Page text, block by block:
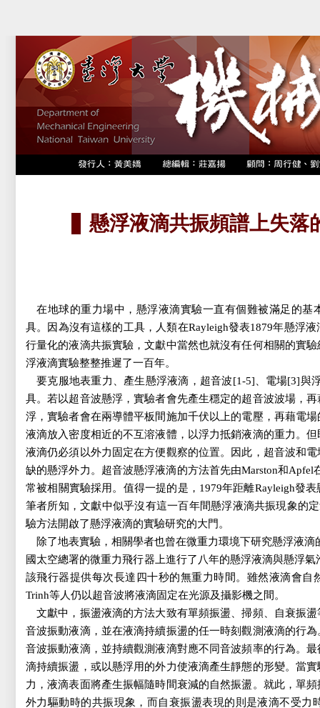
懸浮液滴共振頻譜上失落
在地球的重力場中，懸浮液滴實驗一直有個難被滿足的基
具。因為沒有這樣的工具，人類在Rayleigh發表1879年懸浮
行量化的液滴共振實驗，文獻中當然也就沒有任何相關的實
浮液滴實驗整整推遲了一百年。
要克服地表重力、產生懸浮液滴，超音波[1-5]、電場[3]與
具。若以超音波懸浮，實驗者會先產生穩定的超音波波場，
浮，實驗者會在兩導體平板間施加千伏以上的電壓，再藉電
液滴放入密度相近的不互溶液體，以浮力抵銷液滴的重力。
液滴仍必須以外力固定在方便觀察的位置。因此，超音波和
缺的懸浮外力。超音波懸浮液滴的方法首先由Marston和
常被相關實驗採用。值得一提的是，1979年距離Rayleigh發
筆者所知，文獻中似乎沒有這一百年間懸浮液滴共振現象的
驗方法開啟了懸浮液滴的實驗研究的大門。
除了地表實驗，相關學者也曾在微重力環境下研究懸浮液
國太空總署的微重力飛行器上進行了八年的懸浮液滴與懸浮
該飛行器提供每次長達四十秒的無重力時間。雖然液滴會自
Trinh等人仍以超音波將液滴固定在光源及攝影機之間。
文獻中，振盪液滴的方法大致有單頻振盪、掃頻、自衰振
音波振動液滴，並在液滴持續振盪的任一時刻觀測液滴的行
音波振動液滴，並持續觀測液滴對應不同音波頻率的行為。
滴持續振盪，或以懸浮用的外力使液滴產生靜態的形變。當
力，液滴表面將產生振幅隨時間衰減的自然振盪。就此，單
外力驅動時的共振現象，而自衰振盪表現的則是液滴不受力